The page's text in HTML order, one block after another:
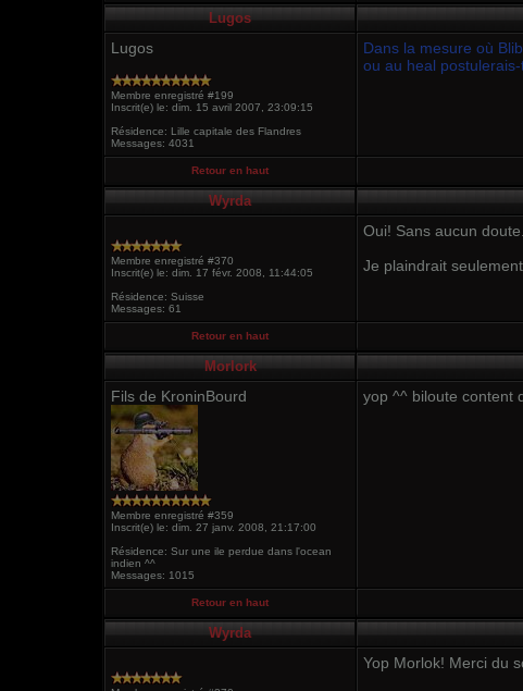
Lugos
Lugos
Membre enregistré #199
Inscrit(e) le: dim. 15 avril 2007, 23:09:15
Résidence: Lille capitale des Flandres
Messages: 4031
Dans la mesure où
ou au heal
Retour en haut
Wyrda
Membre enregistré #370
Inscrit(e) le: dim. 17 févr. 2008, 11:44:05
Résidence: Suisse
Messages: 61
Oui! Sans aucun
Je plaindrait
Retour en haut
Morlork
Fils de KroninBourd
Membre enregistré #359
Inscrit(e) le: dim. 27 janv. 2008, 21:17:00
Résidence: Sur une ile perdue dans l'ocean
indien ^^
Messages: 1015
yop ^^ biloute content
Retour en haut
Wyrda
Yop Morlok! Merci du